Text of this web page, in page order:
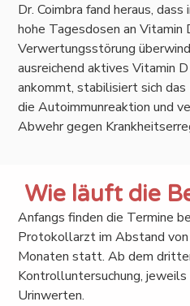
Dr. Coimbra fand heraus,
hohe Tagesdosen an Vitamin
Verwertungsstörung
ausreichend aktives Vitamin
ankommt, stabilisiert sich
die Autoimmunreaktion und
Abwehr gegen
Wie läuft die
Anfangs finden die Termine
Protokollarzt im Abstand von
Monaten statt. Ab dem
Kontrolluntersuchung,
Urinwerten.